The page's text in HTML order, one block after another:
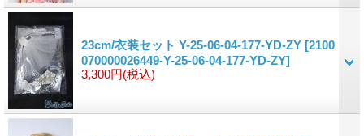
23cm/衣装セット Y-25-06-04-177-YD-ZY [2100
070000026449-Y-25-06-04-177-YD-ZY]
3,300円(税込)